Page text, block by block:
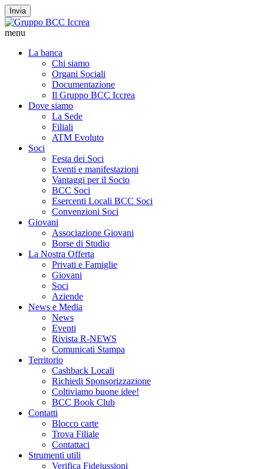
Invia
menu
La banca
Chi siamo
Organi Sociali
Documentazione
Il Gruppo BCC Iccrea
Dove siamo
La Sede
Filiali
ATM Evoluto
Soci
Festa dei Soci
Eventi e manifestazioni
Vantaggi per il Socio
BCC Soci
Esercenti Locali BCC Soci
Convenzioni Soci
Giovani
Associazione Giovani
Borse di Studio
La Nostra Offerta
Privati e Famiglie
Giovani
Soci
Aziende
News e Media
News
Eventi
Rivista R-NEWS
Comunicati Stampa
Territorio
Cashback Locali
Richiedi Sponsorizzazione
Coltiviamo buone idee!
BCC Book Club
Contatti
Blocco carte
Trova Filiale
Contattaci
Strumenti utili
Verifica Fidejussioni